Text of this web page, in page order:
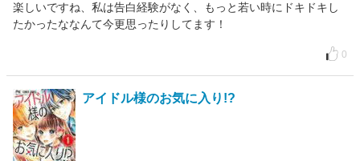
楽しいですね、私は告白経験がなく、もっと若い時にドキドキし
たかったななんて今更思ったりしてます！
0
アイドル様のお気に入り!?